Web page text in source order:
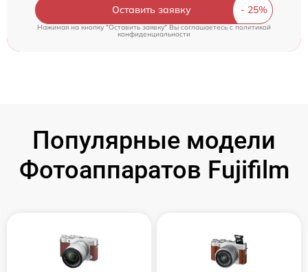
Оставить заявку
Нажимая на кнопку "Оставить заявку" Вы соглашаетесь c политикой
конфиденциальности
Популярные модели
Фотоаппаратов Fujifilm